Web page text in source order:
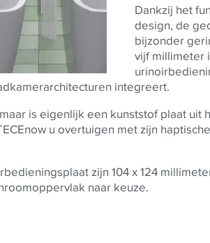
Dankzij het
design, de
bijzonder
vijf millimeter
integreert.
is eigenlijk een kunststof plaat uit
u overtuigen met zijn
zijn 104 x 124
naar keuze.